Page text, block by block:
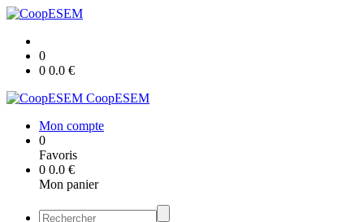
0
0 0.0 €
CoopESEM
Mon compte
0
Favoris
0 0.0 €
Mon panier